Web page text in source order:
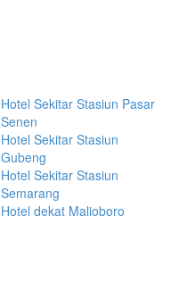
Hotel Sekitar Stasiun Pasar
Senen
Hotel Sekitar Stasiun
Gubeng
Hotel Sekitar Stasiun
Semarang
Hotel dekat Malioboro